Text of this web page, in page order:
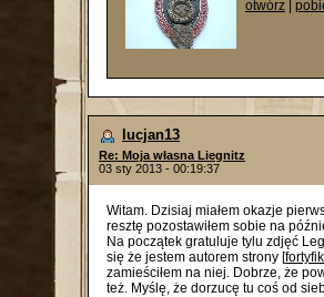
otwórz
lucjan13
Re: Moja własna Liegnitz
03 sty 2013 - 00:19:37
Witam. Dzisiaj miałem okazje
resztę pozostawiłem sobie na
Na początek gratuluje tylu zdjęć
się że jestem autorem strony [
zamieściłem na niej. Dobrze, że
też. Myślę, że dorzucę tu coś od